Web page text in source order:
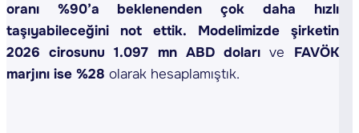
oranı %90’a beklenenden çok daha hızlı
taşıyabileceğini not ettik. Modelimizde şirketin
2026 cirosunu 1.097 mn ABD doları ve FAVÖK
marjını ise %28 olarak hesaplamıştık.